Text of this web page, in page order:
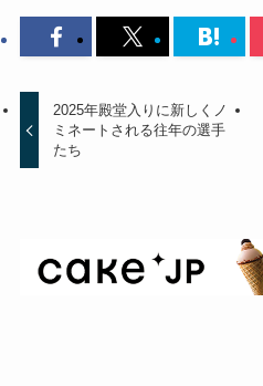
2025年殿堂入りに新しくノ
ミネートされる往年の選手
たち